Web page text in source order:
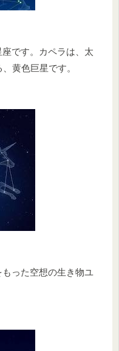
です。カペラは、太
黄色巨星です。
った空想の生き物ユ